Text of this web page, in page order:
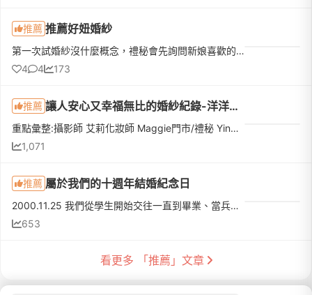
推薦 推薦好妞婚紗
第一次試婚紗沒什麼概念，禮秘會先詢問新娘喜歡的款式，再依照新娘喜好提供選擇試穿。結果每一件都太漂亮我選不出來，好妞也讓我全部都試穿🥹穿上婚紗的時候真的覺得自己好漂亮，婚紗質感非常好，禮秘親切、溫柔又會...
4
4 173
推薦 讓人安心又幸福無比的婚紗紀錄-洋洋日拍 Ocean & Sun(文長慎入><)
重點彙整:攝影師 艾莉化妝師 Maggie門市/禮秘 Ying 瑛絜婚紗訪談&amp;側錄 阿瓜拍攝地點: 輔仁大學/陽明山冷水坑/淡水沙崙海邊捧花:插花週記三年前參加朋友婚禮的時候，因為很喜歡他們婚紗拍出來的氛圍，就特地問了...
1,071
推薦 屬於我們的十週年結婚紀念日
2000.11.25 我們從學生開始交往一直到畢業、當兵、上班，我們一直手牽著手，形影不離的陪伴著彼此......2009.05.16 我們結婚了，我們給了彼此最深的承諾要一起執手到老，不離不棄......2010.04.21 我們的第一個孩子誕生了，我們開始過著奶爸奶媽的生活......2013.06.22 我們的第二個孩子也誕生了，屬於我們的小家庭，很溫暖、很多愛、
653
看更多 「推薦」文章